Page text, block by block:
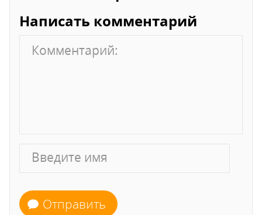
Написать комментарий
Отправить